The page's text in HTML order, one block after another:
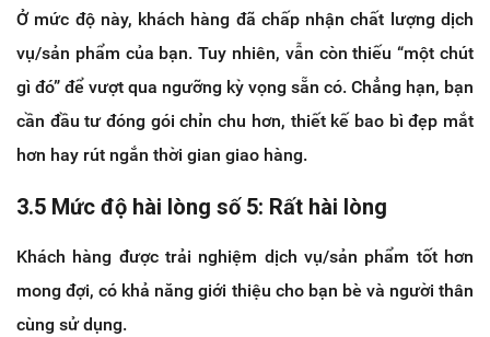
Ở mức độ này, khách hàng đã chấp nhận chất lượng dịch
vụ/sản phẩm của bạn. Tuy nhiên, vẫn còn thiếu “một chút
gì đó” để vượt qua ngưỡng kỳ vọng sẵn có. Chẳng hạn, bạn
cần đầu tư đóng gói chỉn chu hơn, thiết kế bao bì đẹp mắt
hơn hay rút ngắn thời gian giao hàng.
3.5 Mức độ hài lòng số 5: Rất hài lòng
Khách hàng được trải nghiệm dịch vụ/sản phẩm tốt hơn
mong đợi, có khả năng giới thiệu cho bạn bè và người thân
cùng sử dụng.